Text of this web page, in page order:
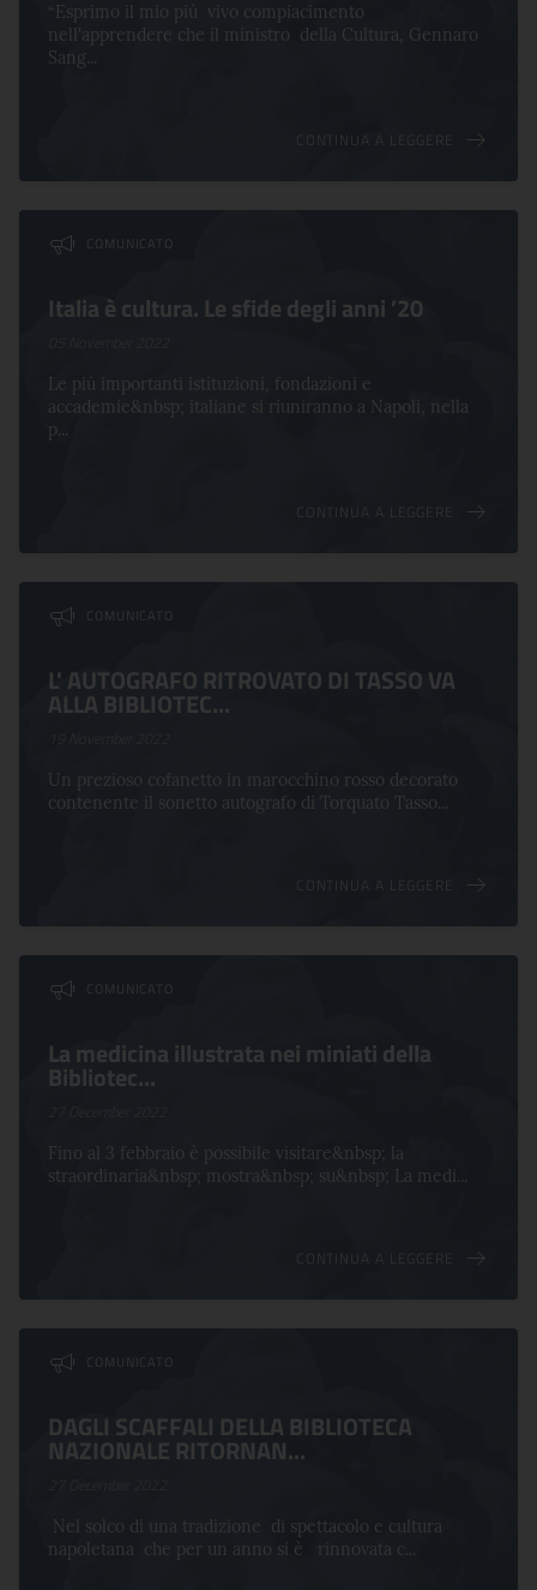
“Esprimo il mio più vivo compiacimento
nell'apprendere che il ministro della Cultura, Gennaro
Sang...
CONTINUA A LEGGERE
COMUNICATO
Italia è cultura. Le sfide degli anni ’20
Le più importanti istituzioni, fondazioni e
accademie&nbsp; italiane si riuniranno a Napoli, nella
p...
CONTINUA A LEGGERE
COMUNICATO
L' AUTOGRAFO RITROVATO DI TASSO VA
ALLA BIBLIOTEC...
Un prezioso cofanetto in marocchino rosso decorato
contenente il sonetto autografo di Torquato Tasso...
CONTINUA A LEGGERE
COMUNICATO
La medicina illustrata nei miniati della
Bibliotec...
Fino al 3 febbraio è possibile visitare&nbsp; la
straordinaria&nbsp; mostra&nbsp; su&nbsp; La medi...
CONTINUA A LEGGERE
COMUNICATO
DAGLI SCAFFALI DELLA BIBLIOTECA
NAZIONALE RITORNAN...
Nel solco di una tradizione di spettacolo e cultura
napoletana che per un anno si è rinnovata c...